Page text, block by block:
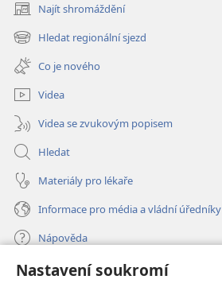
Nastavení soukromí
Najít shromáždění
(otevřeno
nové
okno)
Hledat regionální sjezd
(otevřeno
nové
okno)
Co je nového
Videa
Videa se zvukovým popisem
Hledat
Materiály pro lékaře
Informace pro média a vládní úředníky
Nápověda
Dary